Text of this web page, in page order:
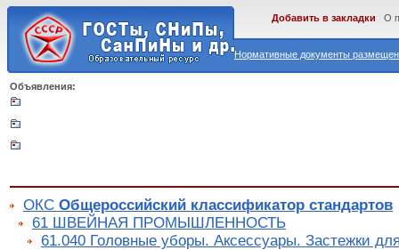
Нормативные документы
Добавить в закладки О
Объявления:
ОКС Общероссийский классификатор стандартов
61 ШВЕЙНАЯ ПРОМЫШЛЕННОСТЬ
61.040 Головные уборы. Аксессуары. Застежки